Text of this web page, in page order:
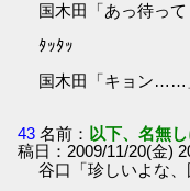
国木田「あっ待って
ﾀｯﾀｯ
国木田「キョン……
43 名前： 以下、名無
稿日：2009/11/20(金)
谷口「珍しいよな